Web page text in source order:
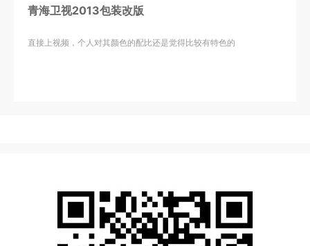
青海卫视2013包装改版
直接上视频，个人对其颜色的配比还是觉得比较有特色的